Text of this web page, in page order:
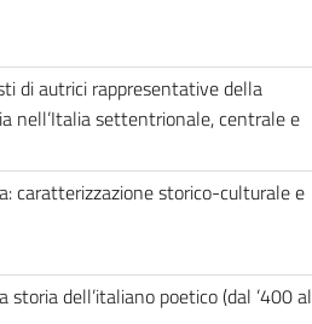
di autrici rappresentative della
nell’Italia settentrionale, centrale e
caratterizzazione storico-culturale e
storia dell’italiano poetico (dal ’400 al